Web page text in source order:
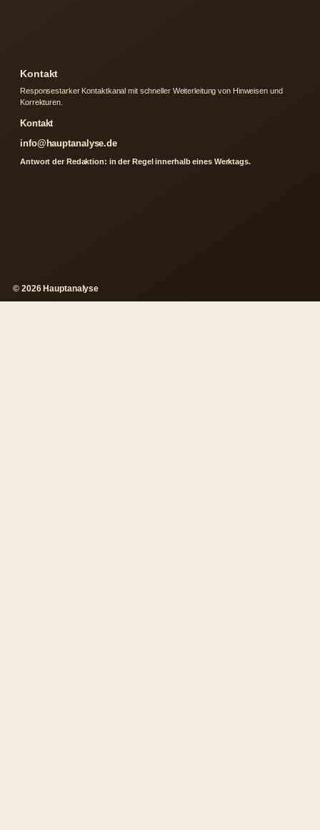
Kontakt
Responsestarker Kontaktkanal mit schneller Weiterleitung von Hinweisen und
Korrekturen.
Kontakt
info@hauptanalyse.de
Antwort der Redaktion: in der Regel innerhalb eines Werktags.
© 2026 Hauptanalyse